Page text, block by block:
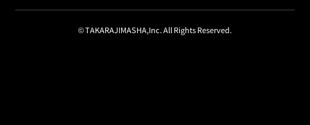
© TAKARAJIMASHA,Inc. All Rights Reserved.